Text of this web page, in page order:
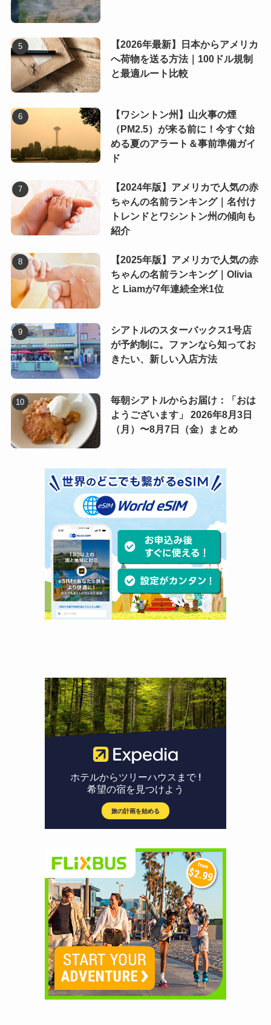
【2026年最新】日本からアメリカ
へ荷物を送る方法｜100ドル規制
と最適ルート比較
【ワシントン州】山火事の煙
（PM2.5）が来る前に！今すぐ始
める夏のアラート＆事前準備ガイ
ド
【2024年版】アメリカで人気の赤
ちゃんの名前ランキング｜名付け
トレンドとワシントン州の傾向も
紹介
【2025年版】アメリカで人気の赤
ちゃんの名前ランキング｜Olivia
と Liamが7年連続全米1位
シアトルのスターバックス1号店
が予約制に。ファンなら知ってお
きたい、新しい入店方法
毎朝シアトルからお届け：「おは
ようございます」 2026年8月3日
（月）〜8月7日（金）まとめ